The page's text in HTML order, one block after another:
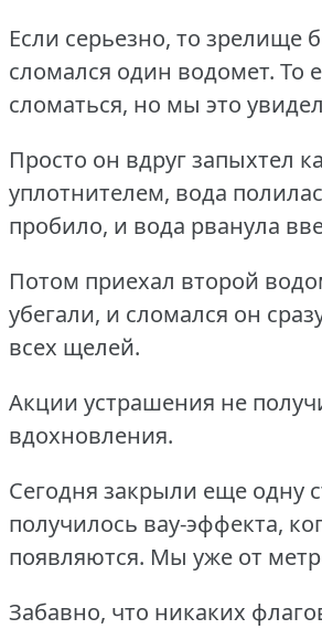
Если серьезно, то зрелище
сломался один водомет. То
сломаться, но мы это
Просто он вдруг запыхтел
уплотнителем, вода
пробило, и вода рванула
Потом приехал второй
убегали, и сломался он
всех щелей.
Акции устрашения не
вдохновления.
Сегодня закрыли еще одну
получилось вау-эффекта,
появляются. Мы уже от
Забавно, что никаких